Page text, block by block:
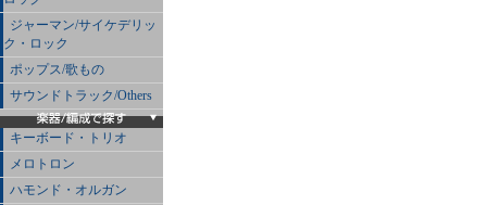
ジャーマン/サイケデリッ
ク・ロック
ポップス/歌もの
サウンドトラック/Others
キーボード・トリオ
メロトロン
ハモンド・オルガン